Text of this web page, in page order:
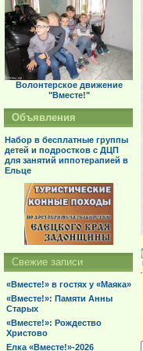
Волонтерское движение
"Вместе!"
Объявления
Набор в бесплатные группы
детей и подростков с ДЦП
для занятий иппотерапией в
Ельце
Свежие записи
«Вместе!» в гостях у «Маяка»
«Вместе!»: Памяти Анны
Старых
«Вместе!»: Рождество
Христово
Елка «Вместе!»-2026